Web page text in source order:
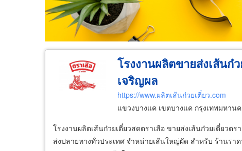
โรงงานผลิตขายส่งเส้นก๋
เจริญผล
https://www.ผลิตเส้นก๋วยเตี๋ยว.com
แขวงบางแค เขตบางแค กรุงเทพมหาน
โรงงานผลิตเส้นก๋วยเตี๋ยวสดตราเสือ ขายส่งเส้นก๋วยเตี๋ยว
ส่งปลายทางทั่วประเทศ จำหน่ายเส้นใหญ่ผัด สำหรับ ร้านรา